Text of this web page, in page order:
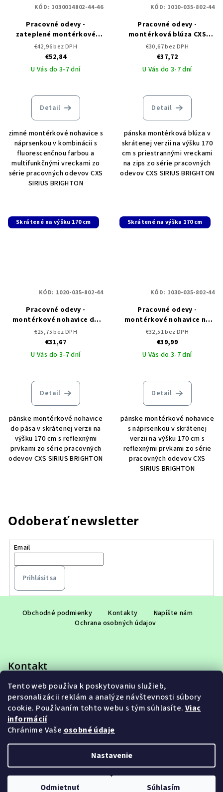
Tento web používa k poskytovaniu služieb,
personalizácii reklám a analýze návštevnosti súbory
cookie. Používaním tohto webu s tým súhlasíte. Viac
informácií
Chránime Vaše osobné údaje
Nastavenie
Odmietnuť Súhlasím
Pracovné odevy -
zateplené montérkové
nohavice na traky CXS
SIRIUS BRIGHTON
€42,96 bez DPH
€52,84
U Vás do 3-7 dní
Detail
zimné montérkové nohavice s
náprsenkou v kombinácii s
fluorescenčnou farbou a
multifunkčnými vreckami zo
série pracovných odevov CXS
SIRIUS BRIGHTON
KÓD: 1030014802-44-46
Pracovné odevy -
montérková blúza CXS
SIRIUS BRIGHTON -
skrátená
€30,67 bez DPH
€37,72
U Vás do 3-7 dní
Detail
pánska montérková blúza v
skrátenej verzii na výšku 170
cm s priestrannými vreckami
na zips zo série pracovných
odevov CXS SIRIUS BRIGHTON
KÓD: 1010-035-802-44
Skrátené na výšku 170 cm
Pracovné odevy -
montérkové nohavice do
pása CXS SIRIUS BRIGHTON
- skrátené
€25,75 bez DPH
€31,67
U Vás do 3-7 dní
Detail
pánske montérkové nohavice
do pása v skrátenej verzii na
výšku 170 cm s reflexnými
prvkami zo série pracovných
odevov CXS SIRIUS BRIGHTON
KÓD: 1020-035-802-44
Skrátené na výšku 170 cm
Pracovné odevy -
montérkové nohavice na
traky CXS SIRIUS BRIGHTON
- skrátené
€32,51 bez DPH
€39,99
U Vás do 3-7 dní
Detail
pánske montérkové nohavice
s náprsenkou v skrátenej
verzii na výšku 170 cm s
reflexnými prvkami zo série
pracovných odevov CXS
SIRIUS BRIGHTON
KÓD: 1030-035-802-44
Odoberať newsletter
Email
Prihlásiť sa
i
Obchodné podmienky Kontakty
Napíšte nám
Ochrana osobných údajov
Kontakt
eshop@adet.sk
+421 948 953 910
Upraviť nastavenie cookies